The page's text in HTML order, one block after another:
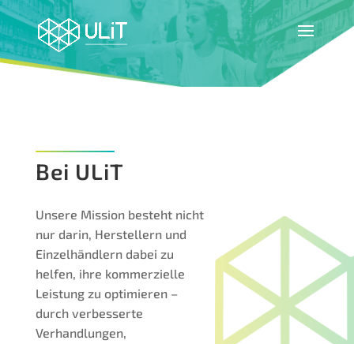
Bei ULiT
Unsere Mission besteht nicht
nur darin, Herstellern und
Einzelhändlern dabei zu
helfen, ihre kommerzielle
Leistung zu optimieren –
durch verbesserte
Verhandlungen,